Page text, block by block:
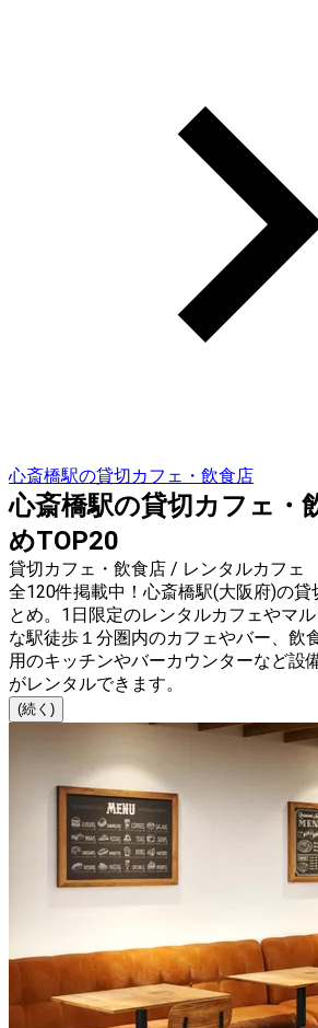
心斎橋駅の貸切カフェ・飲食店
心斎橋駅の貸切カフェ・
めTOP20
貸切カフェ・飲食店 / レンタルカフェ
全120件掲載中！心斎橋駅(大阪府)の貸
とめ。1日限定のレンタルカフェやマ
な駅徒歩１分圏内のカフェやバー、飲
用のキッチンやバーカウンターなど設
がレンタルできます。
(続く)